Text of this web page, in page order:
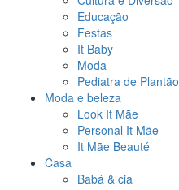
Educação
Festas
It Baby
Moda
Pediatra de Plantão
Moda e beleza
Look It Mãe
Personal It Mãe
It Mãe Beauté
Casa
Babá & cia